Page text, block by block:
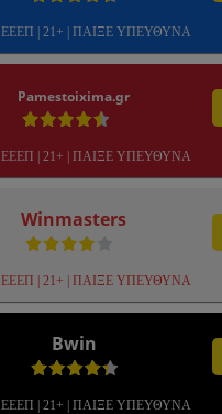
ΕΕΕΠ | 21+ | ΠΑΙΞΕ ΥΠΕΥΘΥΝΑ
Pamestoixima.gr
ΕΕΕΠ | 21+ | ΠΑΙΞΕ ΥΠΕΥΘΥΝΑ
Winmasters
ΕΕΕΠ | 21+ | ΠΑΙΞΕ ΥΠΕΥΘΥΝΑ
Bwin
ΕΕΕΠ | 21+ | ΠΑΙΞΕ ΥΠΕΥΘΥΝΑ